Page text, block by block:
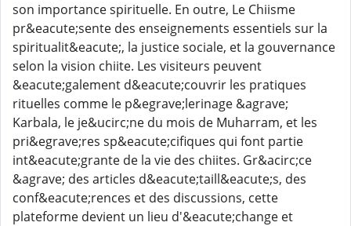
son importance spirituelle. En outre, Le Chiisme
pr&eacute;sente des enseignements essentiels sur la
spiritualit&eacute;, la justice sociale, et la gouvernance
selon la vision chiite. Les visiteurs peuvent
&eacute;galement d&eacute;couvrir les pratiques
rituelles comme le p&egrave;lerinage &agrave;
Karbala, le je&ucirc;ne du mois de Muharram, et les
pri&egrave;res sp&eacute;cifiques qui font partie
int&eacute;grante de la vie des chiites. Gr&acirc;ce
&agrave; des articles d&eacute;taill&eacute;s, des
conf&eacute;rences et des discussions, cette
plateforme devient un lieu d'&eacute;change et